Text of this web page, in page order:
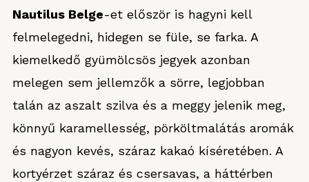
Nautilus Belge-et először is hagyni kell
felmelegedni, hidegen se füle, se farka. A
kiemelkedő gyümölcsös jegyek azonban
melegen sem jellemzők a sörre, legjobban
talán az aszalt szilva és a meggy jelenik meg,
könnyű karamellesség, pörköltmalátás aromák
és nagyon kevés, száraz kakaó kíséretében. A
kortyérzet száraz és csersavas, a háttérben